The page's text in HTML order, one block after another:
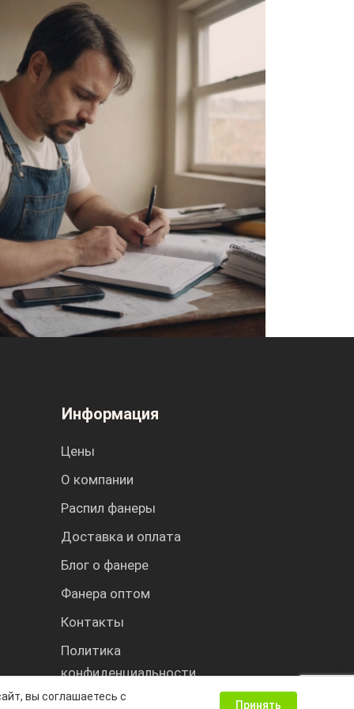
вы соглашаетесь с
Принять
Информация
Цены
О компании
Распил фанеры
Доставка и оплата
Блог о фанере
Фанера оптом
Контакты
Политика
конфиденциальности